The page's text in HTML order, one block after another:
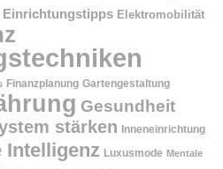
Einrichtungstipps Elektromobilität
Finanzplanung Gartengestaltung
Gesundheit
stärken Inneneinrichtung
Intelligenz Luxusmode Mentale